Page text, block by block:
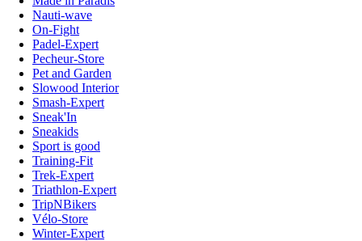
Nauti-wave
On-Fight
Padel-Expert
Pecheur-Store
Pet and Garden
Slowood Interior
Smash-Expert
Sneak'In
Sneakids
Sport is good
Training-Fit
Trek-Expert
Triathlon-Expert
TripNBikers
Vélo-Store
Winter-Expert